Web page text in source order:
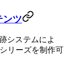
ンツ
システムによ
リーズを制作可